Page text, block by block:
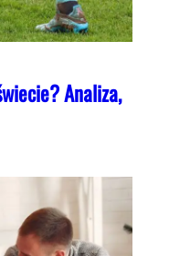
Analiza,